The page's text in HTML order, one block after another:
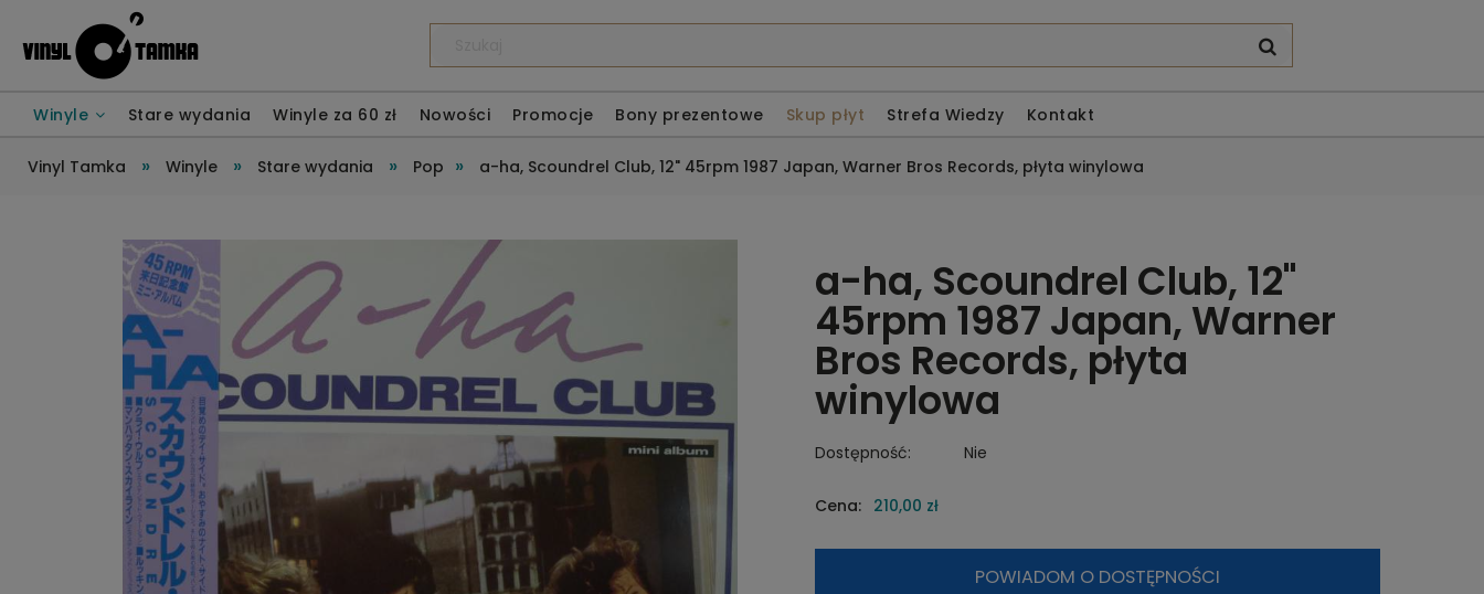
Winyle Stare wydania Winyle za 60 zł Nowości Promocje Bony prezentowe Skup płyt Strefa Wiedzy Kontakt
Vinyl Tamka » Winyle » Stare wydania » Pop » a-ha, Scoundrel Club, 12" 45rpm 1987 Japan, Warner Bros Records, płyta winylowa
a-ha, Scoundrel Club, 12"
45rpm 1987 Japan, Warner
Bros Records, płyta
winylowa
Dostępność: Nie
Cena: 210,00 zł
POWIADOM O DOSTĘPNOŚCI